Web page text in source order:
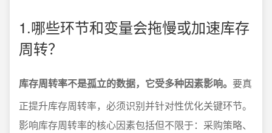
1.哪些环节和变量会拖慢或加速库存
周转？
库存周转率不是孤立的数据，它受多种因素影响。 要真
正提升库存周转率，必须识别并针对性优化关键环节。
影响库存周转率的核心因素包括但不限于：采购策略、